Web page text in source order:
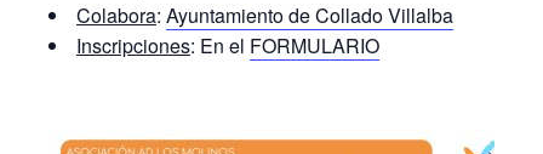
Colabora: Ayuntamiento de Collado Villalba
Inscripciones: En el FORMULARIO